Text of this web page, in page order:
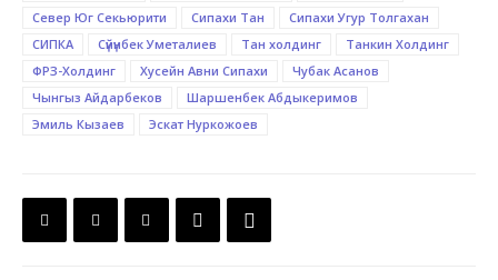
Север Юг Секьюрити
Сипахи Тан
Сипахи Угур Толгахан
СИПКА
Сүйүнбек Уметалиев Тан холдинг
Танкин Холдинг
ФРЗ-Холдинг
Хусейн Авни Сипахи
Чубак Асанов
Чынгыз Айдарбеков
Шаршенбек Абдыкеримов
Эмиль Кызаев
Эскат Нуркожоев